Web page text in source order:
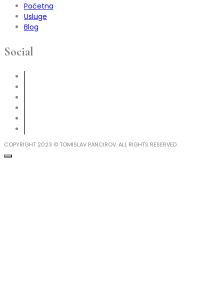
Početna
Usluge
Blog
Social
COPYRIGHT 2023 © TOMISLAV PANCIROV. ALL RIGHTS RESERVED.